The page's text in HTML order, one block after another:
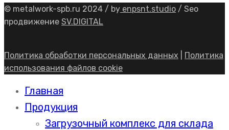
© metalwork-spb.ru 2024 / by enpsnt.studio / Seo
продвижение SV.DIGITAL
Политика обработки персональных данных
Политика
использования файлов cookie
Главная
Продукция
Загрузочный комплекс для склада